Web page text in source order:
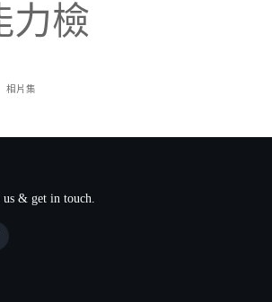
力檢
相片集
& get in touch.